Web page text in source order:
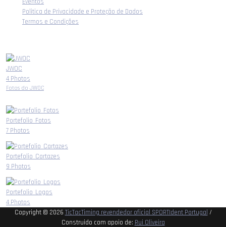
Politica de Privacidade e Proteção de Dados
Termos e Condições
JWOC
4 Photos
Fotos do JWOC
Portefolio_Fotos
7 Photos
Portefolio_Cartazes
9 Photos
Portefolio_Logos
4 Photos
Copyright © 2026 TicTacTiming revendedor oficial SPORTIdent Portugal /
Construido com apoio de: Rui Oliveira